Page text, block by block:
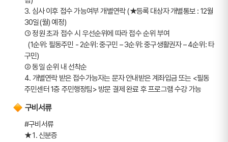
3. 심사 이후 접수 가능여부 개별연락 (★등록 대상자 개별통보 : 12월
30일(월) 예정)
➀ 정원 초과 접수 시 우선순위에 따라 접수 순위 부여
구민)
➁ 동일 순위 내 선착순
4. 개별연락 받은 접수가능자는 문자 안내받은 계좌입금 또는 <필동
주민센터 1층 주민행정팀> 방문 결제 완료 후 프로그램 수강 가능
구비서류
#구비서류
★ 1. 신분증